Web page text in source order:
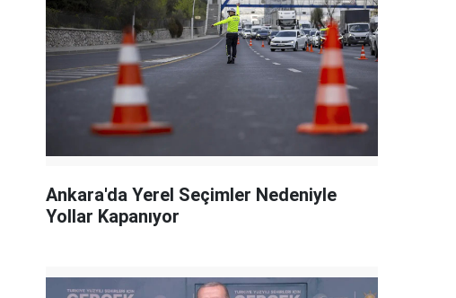
Ankara'da Yerel Seçimler Nedeniyle
Yollar Kapanıyor